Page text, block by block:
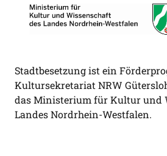
Stadtbesetzung ist ein
Kultursekretariat NRW
das Ministerium für Kultur und
Landes Nordrhein-Westfalen.